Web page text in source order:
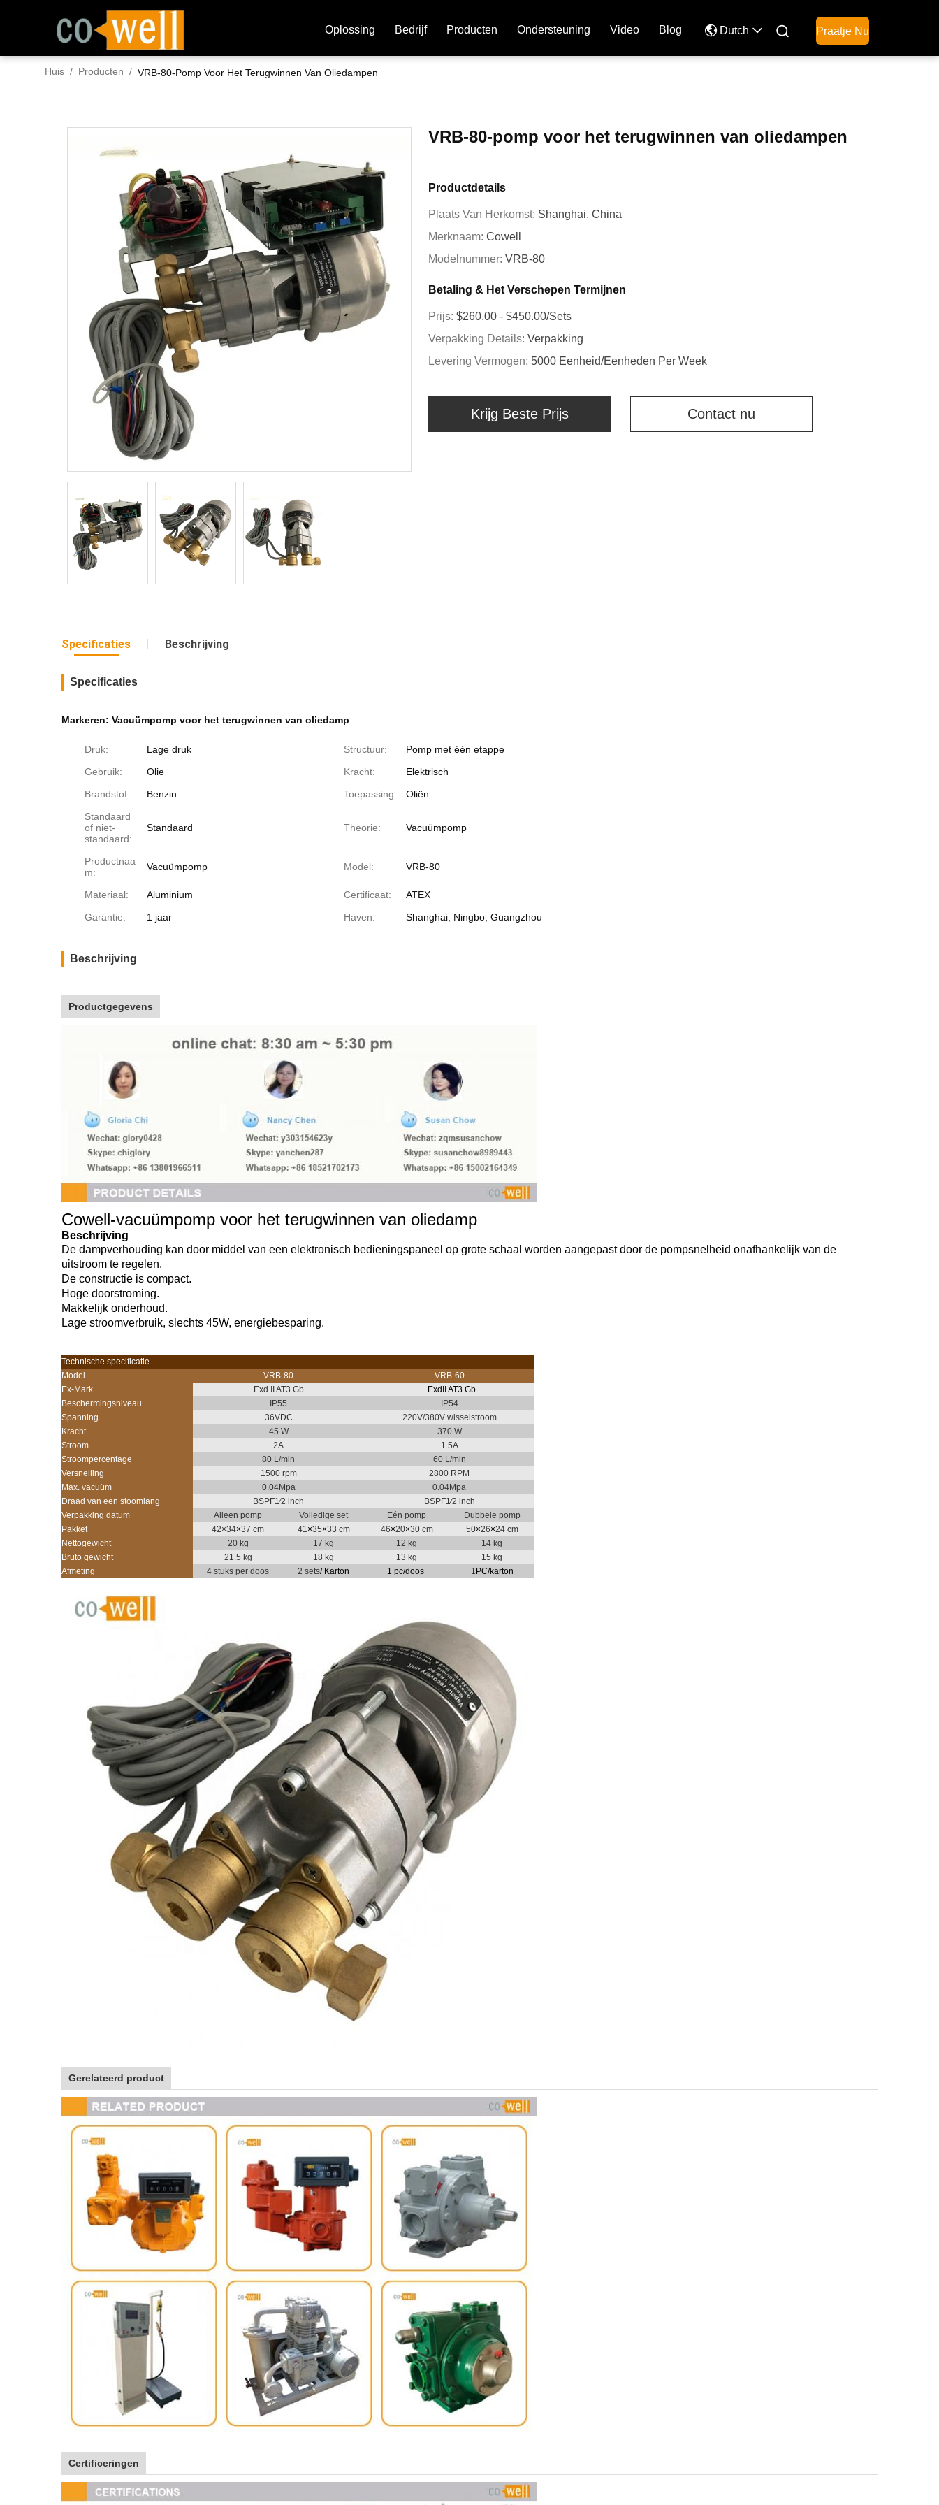
Oplossing Bedrijf Producten Ondersteuning Video Blog Dutch  Praatje Nu
Huis / Producten / VRB-80-Pomp Voor Het Terugwinnen Van Oliedampen
VRB-80-pomp voor het terugwinnen van oliedampen
Productdetails
Plaats Van Herkomst: Shanghai, China
Merknaam: Cowell
Modelnummer: VRB-80
Betaling & Het Verschepen Termijnen
Prijs: $260.00 - $450.00/sets
Verpakking Details: Verpakking
Levering Vermogen: 5000 Eenheid/Eenheden Per Week
Krijg Beste Prijs Contact nu
Specificaties Beschrijving
Specificaties
Markeren: Vacuümpomp voor het terugwinnen van oliedamp
Druk: Lage druk Structuur:
Pomp met één etappe
Gebruik:
Olie Kracht:
Elektrisch
Brandstof:
Benzin Toepassing:
Oliën
Standaard
of niet-
standaard:
Standaard Theorie: Vacuümpomp
Productnaa
m:
Vacuümpomp Model: VRB-80
Materiaal: Aluminium Certificaat:
ATEX
Garantie:
1 jaar Haven: Shanghai, Ningbo, Guangzhou
Beschrijving
Productgegevens
Cowell-vacuümpomp voor het terugwinnen van oliedamp
Beschrijving
De dampverhouding kan door middel van een elektronisch bedieningspaneel op grote schaal worden aangepast door de pompsnelheid onafhankelijk van de
uitstroom te regelen.
De constructie is compact.
Hoge doorstroming.
Makkelijk onderhoud.
Lage stroomverbruik, slechts 45W, energiebesparing.
Technische specificatie
Model
VRB-80
VRB-60
Ex-Mark
Exd II AT3 Gb Exd
II AT3 Gb
Beschermingsniveau
IP55
IP54
Spanning
36VDC
220V/380V wisselstroom
Kracht
45 W
370 W
Stroom
2A
1.5A
Stroompercentage
80 L/min
60 L/min
Versnelling
1500 rpm
2800 RPM
Max. vacuüm
0.04Mpa
0.04Mpa
Draad van een stoomlang
BSPF1⁄2 inch
BSPF1⁄2 inch
Verpakking datum
Alleen pomp Volledige set Eén pomp
Dubbele pomp
Pakket
42×34×37 cm 41×35×33 cm 46×20×30 cm 50×26×24 cm
Nettogewicht
20 kg 17 kg 12 kg
14 kg
Bruto gewicht
21.5 kg 18 kg 13 kg
15 kg
Afmeting
4 stuks per doos 2 sets/ Karton 1 pc/doos 1 PC/karton
Gerelateerd product
Certificeringen